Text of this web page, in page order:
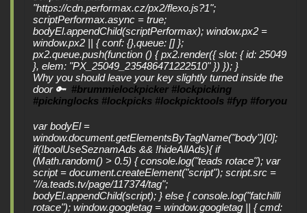
Why you should leave your key slightly turned inside the
door 🔑 #brummielockpicker #lockpicking
#pickinglocks #lockpicks #lockpicktools #fyp #foryou